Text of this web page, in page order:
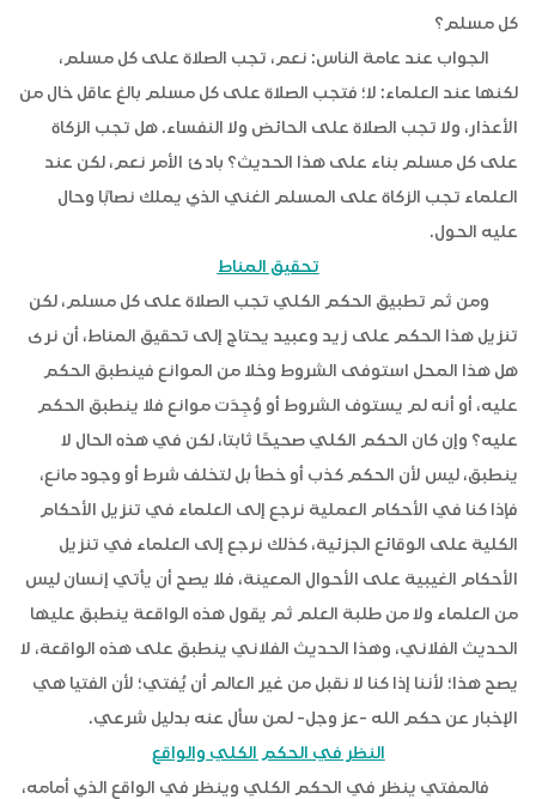
كل مسلم؟
الجواب عند عامة الناس: نعم، تجب الصلاة على كل مسلم،
لكنها عند العلماء: لا؛ فتجب الصلاة على كل مسلم بالغ عاقل خال من
الأعذار، ولا تجب الصلاة على الحائض ولا النفساء. هل تجب الزكاة
على كل مسلم بناء على هذا الحديث؟ بادئ الأمر نعم، لكن عند
العلماء تجب الزكاة على المسلم الغني الذي يملك نصابًا وحال
عليه الحول.
تحقيق المناط
ومن ثم تطبيق الحكم الكلي تجب الصلاة على كل مسلم، لكن
تنزيل هذا الحكم على زيد وعبيد يحتاج إلى تحقيق المناط، أن نرى
هل هذا المحل استوفى الشروط وخلا من الموانع فينطبق الحكم
عليه، أو أنه لم يستوف الشروط أو وُجِدَت موانع فلا ينطبق الحكم
عليه؟ وإن كان الحكم الكلي صحيحًا ثابتا، لكن في هذه الحال لا
ينطبق، ليس لأن الحكم كذب أو خطأ بل لتخلف شرط أو وجود مانع،
فإذا كنا في الأحكام العملية نرجع إلى العلماء في تنزيل الأحكام
الكلية على الوقائع الجزئية، كذلك نرجع إلى العلماء في تنزيل
الأحكام الغيبية على الأحوال المعينة، فلا يصح أن يأتي إنسان ليس
من العلماء ولا من طلبة العلم ثم يقول هذه الواقعة ينطبق عليها
الحديث الفلاني، وهذا الحديث الفلاني ينطبق على هذه الواقعة، لا
يصح هذا؛ لأننا إذا كنا لا نقبل من غير العالم أن يُفتي؛ لأن الفتيا هي
الإخبار عن حكم الله -عز وجل- لمن سأل عنه بدليل شرعي.
النظر في الحكم الكلي والواقع
فالمفتي ينظر في الحكم الكلي وينظر في الواقع الذي أمامه،